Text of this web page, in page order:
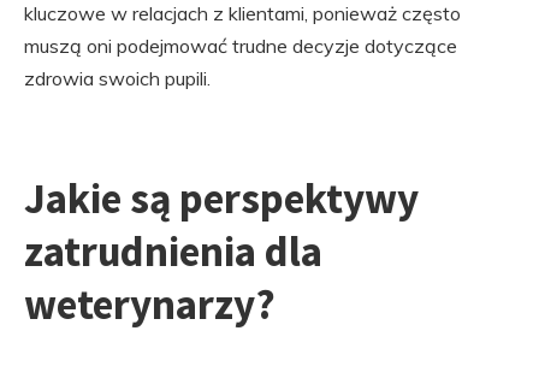
kluczowe w relacjach z klientami, ponieważ często
muszą oni podejmować trudne decyzje dotyczące
zdrowia swoich pupili.
Jakie są perspektywy
zatrudnienia dla
weterynarzy?